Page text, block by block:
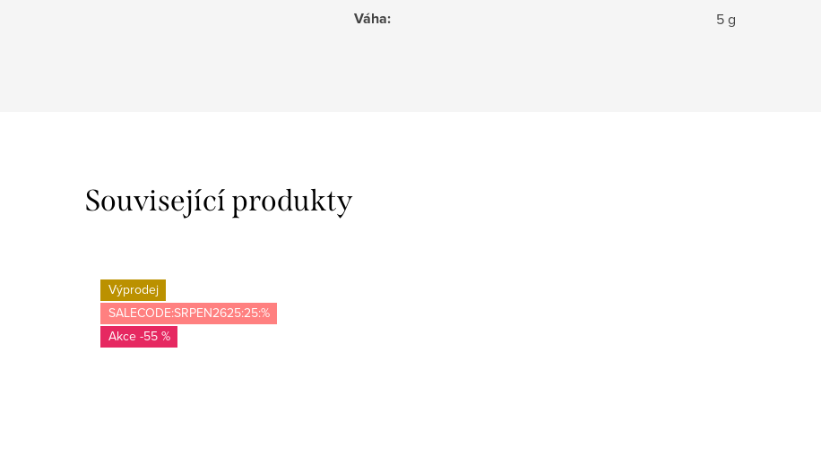
Váha: 5 g
Související produkty
Výprodej
SALECODE:SRPEN2625:25:%
-55 %